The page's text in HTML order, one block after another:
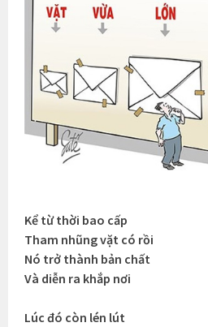
Kể từ thời bao cấp
Tham nhũng vặt có rồi
Nó trở thành bản chất
Và diễn ra khắp nơi
Lúc đó còn lén lút